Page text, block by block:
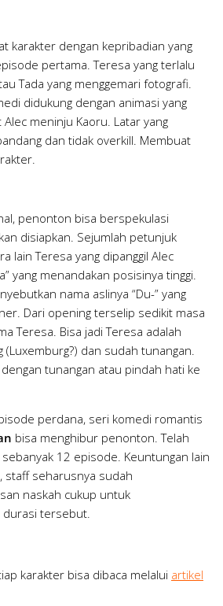
karakter dengan kepribadian yang
pertama. Teresa yang terlalu
Tada yang menggemari fotografi.
didukung dengan animasi yang
meninju Kaoru. Latar yang
dan tidak overkill. Membuat
penonton bisa berspekulasi
disiapkan. Sejumlah petunjuk
lain Teresa yang dipanggil Alec
yang menandakan posisinya tinggi.
nama aslinya “Du-” yang
Dari opening terselip sedikit masa
Teresa. Bisa jadi Teresa adalah
dan sudah tunangan.
tunangan atau pindah hati ke
perdana, seri komedi romantis
bisa menghibur penonton. Telah
12 episode. Keuntungan lain
staff seharusnya sudah
naskah cukup untuk
durasi tersebut.
karakter bisa dibaca melalui artikel